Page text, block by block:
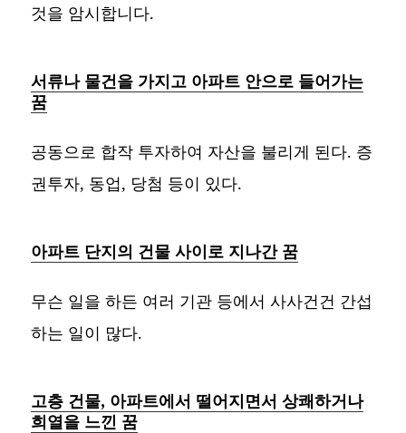
것을 암시합니다.
서류나 물건을 가지고 아파트 안으로 들어가는
꿈
공동으로 합작 투자하여 자산을 불리게 된다. 증
권투자, 동업, 당첨 등이 있다.
아파트 단지의 건물 사이로 지나간 꿈
무슨 일을 하든 여러 기관 등에서 사사건건 간섭
하는 일이 많다.
고층 건물, 아파트에서 떨어지면서 상쾌하거나
희열을 느낀 꿈